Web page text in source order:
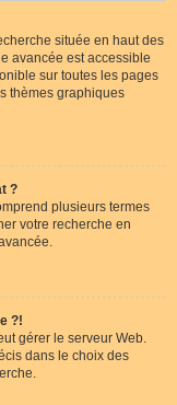
située en haut des
avancée est accessible
sur toutes les pages
thèmes graphiques
?
plusieurs termes
votre recherche en
?!
gérer le serveur Web.
dans le choix des